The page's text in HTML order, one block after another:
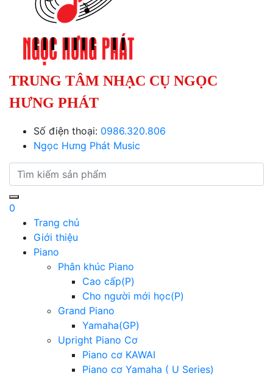
TRUNG TÂM NHẠC CỤ NGỌC
HƯNG PHÁT
Số điện thoại: 0986.320.806
Ngọc Hưng Phát Music
0
Trang chủ
Giới thiệu
Piano
Phân khúc Piano
Cao cấp(P)
Cho người mới học(P)
Grand Piano
Yamaha(GP)
Upright Piano Cơ
Piano cơ KAWAI
Piano cơ Yamaha ( U Series)